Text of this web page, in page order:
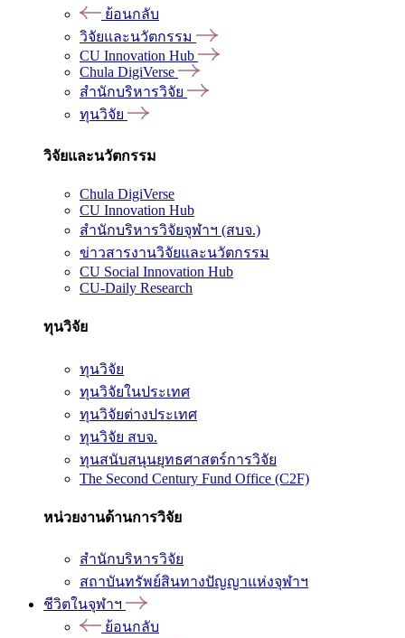
ย้อนกลับ
วิจัยและนวัตกรรม
CU Innovation Hub
Chula DigiVerse
สำนักบริหารวิจัย
ทุนวิจัย
วิจัยและนวัตกรรม
Chula DigiVerse
CU Innovation Hub
สำนักบริหารวิจัยจุฬาฯ (สบจ.)
ข่าวสารงานวิจัยและนวัตกรรม
CU Social Innovation Hub
CU-Daily Research
ทุนวิจัย
ทุนวิจัย
ทุนวิจัยในประเทศ
ทุนวิจัยต่างประเทศ
ทุนวิจัย สบจ.
ทุนสนับสนุนยุทธศาสตร์การวิจัย
The Second Century Fund Office (C2F)
หน่วยงานด้านการวิจัย
สำนักบริหารวิจัย
สถาบันทรัพย์สินทางปัญญาแห่งจุฬาฯ
ชีวิตในจุฬาฯ
ย้อนกลับ